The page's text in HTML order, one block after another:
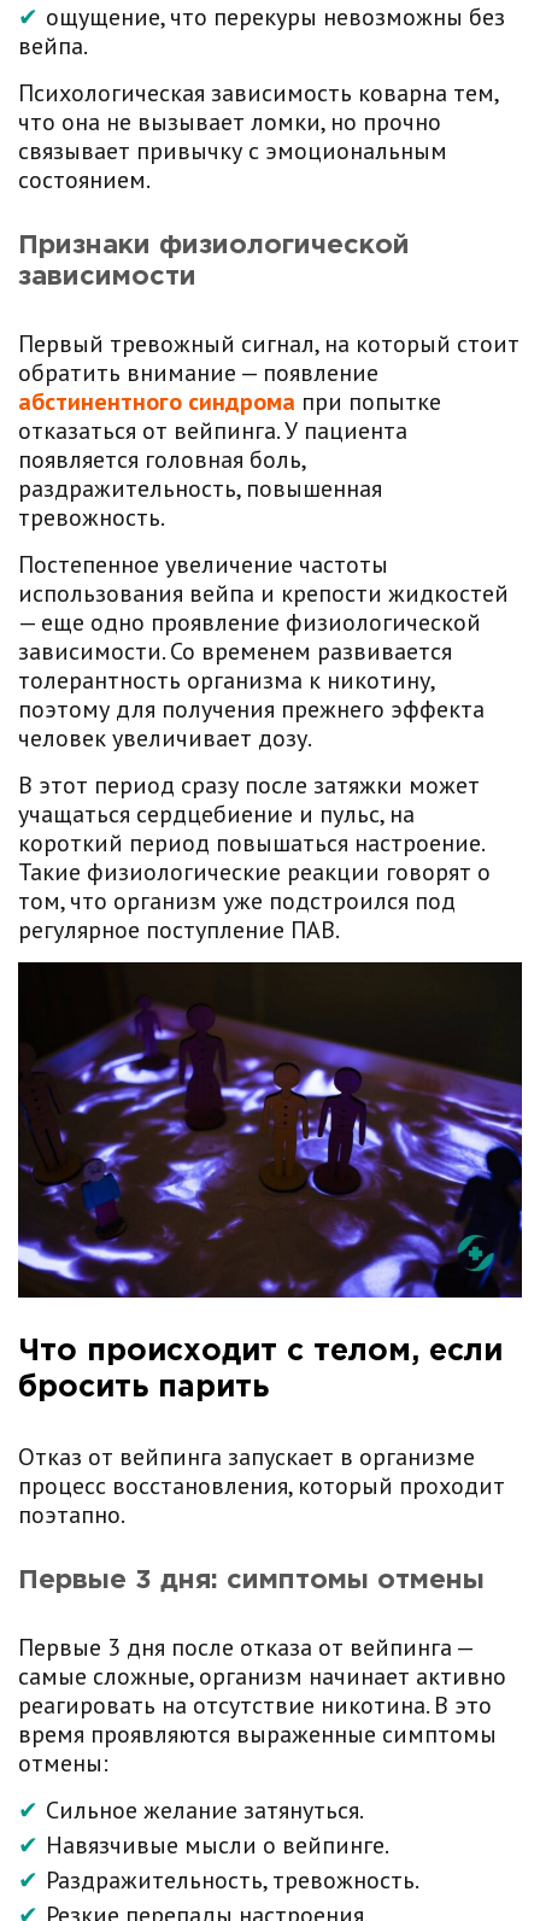
ощущение, что перекуры невозможны без
вейпа.
Психологическая зависимость коварна тем,
что она не вызывает ломки, но прочно
связывает привычку с эмоциональным
состоянием.
Признаки физиологической
зависимости
Первый тревожный сигнал, на который стоит
обратить внимание — появление
абстинентного синдрома при попытке
отказаться от вейпинга. У пациента
появляется головная боль,
раздражительность, повышенная
тревожность.
Постепенное увеличение частоты
использования вейпа и крепости жидкостей
— еще одно проявление физиологической
зависимости. Со временем развивается
толерантность организма к никотину,
поэтому для получения прежнего эффекта
человек увеличивает дозу.
В этот период сразу после затяжки может
учащаться сердцебиение и пульс, на
короткий период повышаться настроение.
Такие физиологические реакции говорят о
том, что организм уже подстроился под
регулярное поступление ПАВ.
Что происходит с телом, если
бросить парить
Отказ от вейпинга запускает в организме
процесс восстановления, который проходит
поэтапно.
Первые 3 дня: симптомы отмены
Первые 3 дня после отказа от вейпинга —
самые сложные, организм начинает активно
реагировать на отсутствие никотина. В это
время проявляются выраженные симптомы
отмены:
Сильное желание затянуться.
Навязчивые мысли о вейпинге.
Раздражительность, тревожность.